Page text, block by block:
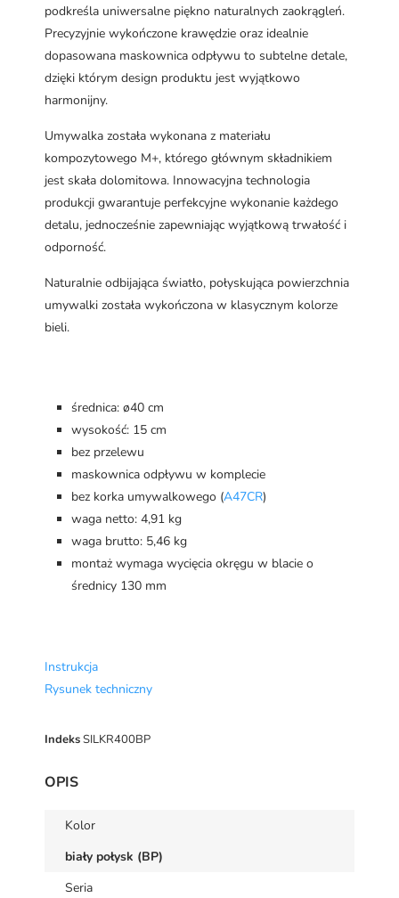
podkreśla uniwersalne piękno naturalnych zaokrągleń.
Precyzyjnie wykończone krawędzie oraz idealnie
dopasowana maskownica odpływu to subtelne detale,
dzięki którym design produktu jest wyjątkowo
harmonijny.
Umywalka została wykonana z materiału
kompozytowego M+, którego głównym składnikiem
jest skała dolomitowa. Innowacyjna technologia
produkcji gwarantuje perfekcyjne wykonanie każdego
detalu, jednocześnie zapewniając wyjątkową trwałość i
odporność.
Naturalnie odbijająca światło, połyskująca powierzchnia
umywalki została wykończona w klasycznym kolorze
bieli.
średnica: ø40 cm
wysokość: 15 cm
bez przelewu
maskownica odpływu w komplecie
bez korka umywalkowego (A47CR)
waga netto: 4,91 kg
waga brutto: 5,46 kg
montaż wymaga wycięcia okręgu w blacie o
średnicy 130 mm
Instrukcja
Rysunek techniczny
IndeksSILKR400BP
OPIS
Kolor
biały połysk (BP)
Seria